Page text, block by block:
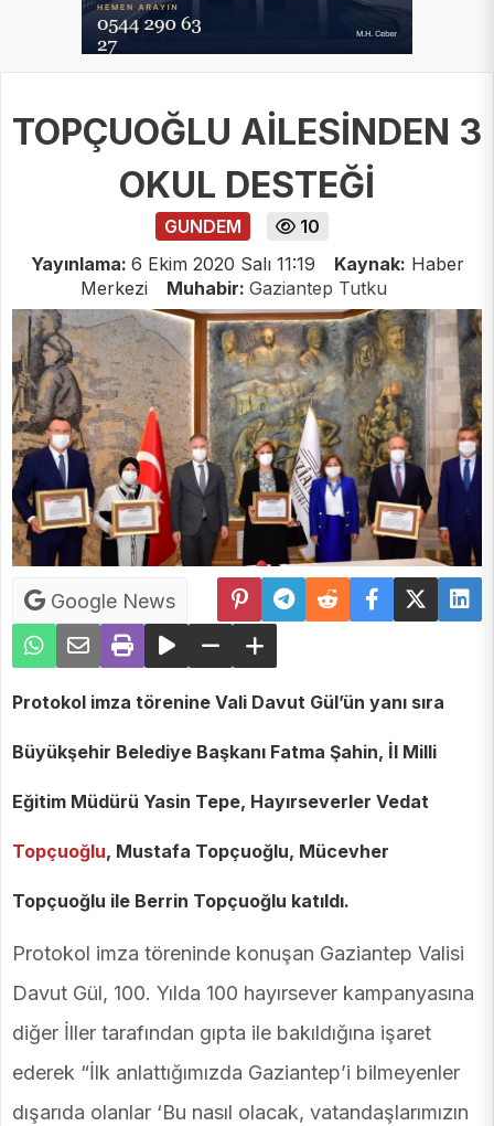
TOPÇUOĞLU AİLESİNDEN 3
OKUL DESTEĞİ
GUNDEM
10
Yayınlama: 6 Ekim 2020 Salı 11:19 Kaynak: Haber
Merkezi
Muhabir: Gaziantep Tutku
Google News
Protokol imza törenine Vali Davut Gül’ün yanı sıra
Büyükşehir Belediye Başkanı Fatma Şahin, İl Milli
Eğitim Müdürü Yasin Tepe, Hayırseverler Vedat
Topçuoğlu, Mustafa Topçuoğlu, Mücevher
Topçuoğlu ile Berrin Topçuoğlu katıldı.
Protokol imza töreninde konuşan Gaziantep Valisi
Davut Gül, 100. Yılda 100 hayırsever kampanyasına
diğer İller tarafından gıpta ile bakıldığına işaret
ederek “İlk anlattığımızda Gaziantep’i bilmeyenler
dışarıda olanlar ‘Bu nasıl olacak, vatandaşlarımızın